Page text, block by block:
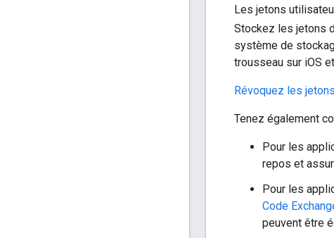
Les jetons
Stockez les jetons
système de
trousseau sur iOS
Révoquez les jetons
Tenez également
Pour les
repos et
Pour les
Code
peuvent être